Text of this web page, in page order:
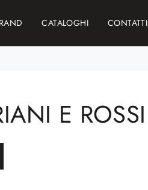
CATALOGHI CONTATTI
E ROSSI